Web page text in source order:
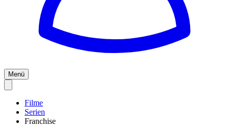
Menü
Filme
Serien
Franchise